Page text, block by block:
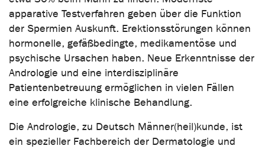
apparative Testverfahren geben über die Funktion
der Spermien Auskunft. Erektionsstörungen können
hormonelle, gefäßbedingte, medikamentöse und
psychische Ursachen haben. Neue Erkenntnisse der
Andrologie und eine interdisziplinäre
Patientenbetreuung ermöglichen in vielen Fällen
eine erfolgreiche klinische Behandlung.
Die Andrologie, zu Deutsch Männer(heil)kunde, ist
ein spezieller Fachbereich der Dermatologie und